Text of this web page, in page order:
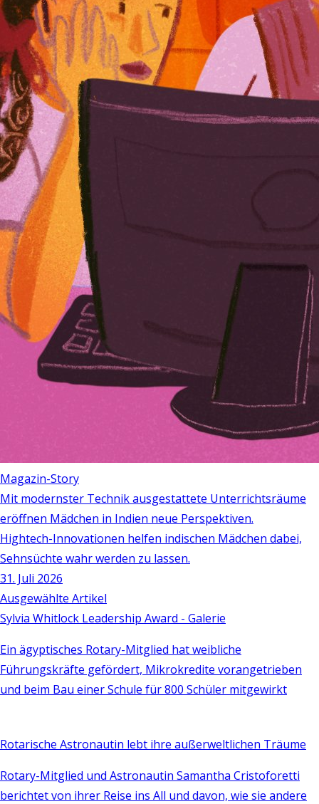
Magazin-Story
Mit modernster Technik ausgestattete Unterrichtsräume
eröffnen Mädchen in Indien neue Perspektiven.
Hightech-Innovationen helfen indischen Mädchen dabei,
Sehnsüchte wahr werden zu lassen.
31. Juli 2026
Ausgewählte Artikel
Sylvia Whitlock Leadership Award - Galerie
Ein ägyptisches Rotary-Mitglied hat weibliche
Führungskräfte gefördert, Mikrokredite vorangetrieben
und beim Bau einer Schule für 800 Schüler mitgewirkt
Rotarische Astronautin lebt ihre außerweltlichen Träume
Rotary-Mitglied und Astronautin Samantha Cristoforetti
berichtet von ihrer Reise ins All und davon, wie sie andere